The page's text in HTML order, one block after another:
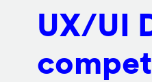
UX/UI